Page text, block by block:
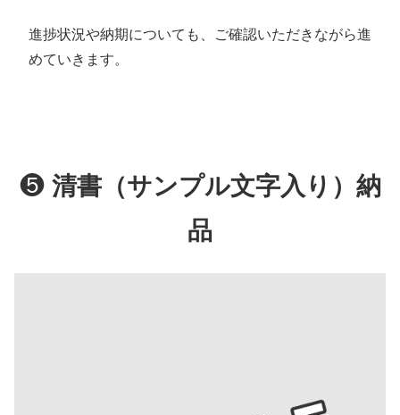
進捗状況や納期についても、ご確認いただきながら進
めていきます。
❺ 清書（サンプル文字入り）納
品